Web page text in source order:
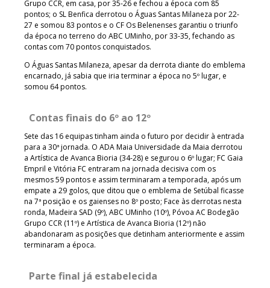
Grupo CCR, em casa, por 35-26 e fechou a época com 85
pontos; o SL Benfica derrotou o Águas Santas Milaneza por 22-
27 e somou 83 pontos e o CF Os Belenenses garantiu o triunfo
da época no terreno do ABC UMinho, por 33-35, fechando as
contas com 70 pontos conquistados.
O Águas Santas Milaneza, apesar da derrota diante do emblema
encarnado, já sabia que iria terminar a época no 5º lugar, e
somou 64 pontos.
Contas finais do 6º ao 12º
Sete das 16 equipas tinham ainda o futuro por decidir à entrada
para a 30ª jornada. O ADA Maia Universidade da Maia derrotou
a Artística de Avanca Bioria (34-28) e segurou o 6º lugar; FC Gaia
Empril e Vitória FC entraram na jornada decisiva com os
mesmos 59 pontos e assim terminaram a temporada, após um
empate a 29 golos, que ditou que o emblema de Setúbal ficasse
na 7ª posição e os gaienses no 8º posto; Face às derrotas nesta
ronda, Madeira SAD (9º), ABC UMinho (10º), Póvoa AC Bodegão
Grupo CCR (11º) e Artística de Avanca Bioria (12º) não
abandonaram as posições que detinham anteriormente e assim
terminaram a época.
Parte final já estabelecida